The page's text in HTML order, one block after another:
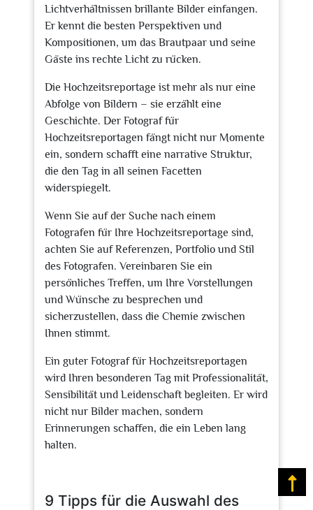
Lichtverhältnissen brillante Bilder einfangen.
Er kennt die besten Perspektiven und
Kompositionen, um das Brautpaar und seine
Gäste ins rechte Licht zu rücken.
Die Hochzeitsreportage ist mehr als nur eine
Abfolge von Bildern – sie erzählt eine
Geschichte. Der Fotograf für
Hochzeitsreportagen fängt nicht nur Momente
ein, sondern schafft eine narrative Struktur,
die den Tag in all seinen Facetten
widerspiegelt.
Wenn Sie auf der Suche nach einem
Fotografen für Ihre Hochzeitsreportage sind,
achten Sie auf Referenzen, Portfolio und Stil
des Fotografen. Vereinbaren Sie ein
persönliches Treffen, um Ihre Vorstellungen
und Wünsche zu besprechen und
sicherzustellen, dass die Chemie zwischen
Ihnen stimmt.
Ein guter Fotograf für Hochzeitsreportagen
wird Ihren besonderen Tag mit Professionalität,
Sensibilität und Leidenschaft begleiten. Er wird
nicht nur Bilder machen, sondern
Erinnerungen schaffen, die ein Leben lang
halten.
9 Tipps für die Auswahl des